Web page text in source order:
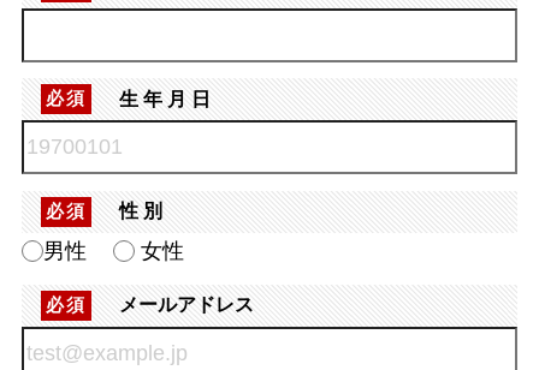
必須 生年月日
必須 性別
男性 女性
必須 メールアドレス